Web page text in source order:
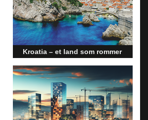
Kroatia – et land som rommer
mer enn kysten
Kroatia forbindes ofte med sol,
bading og klart hav, men landet
har langt flere sider enn det
førsteinntrykket mange sitter igjen
med.